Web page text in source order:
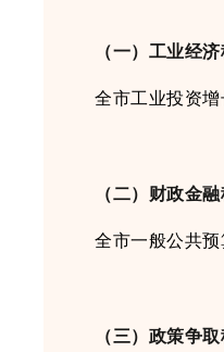
（一） 工业经济
全市工业投资增
（二） 财政金融
全市一般公共
（三） 政策争取